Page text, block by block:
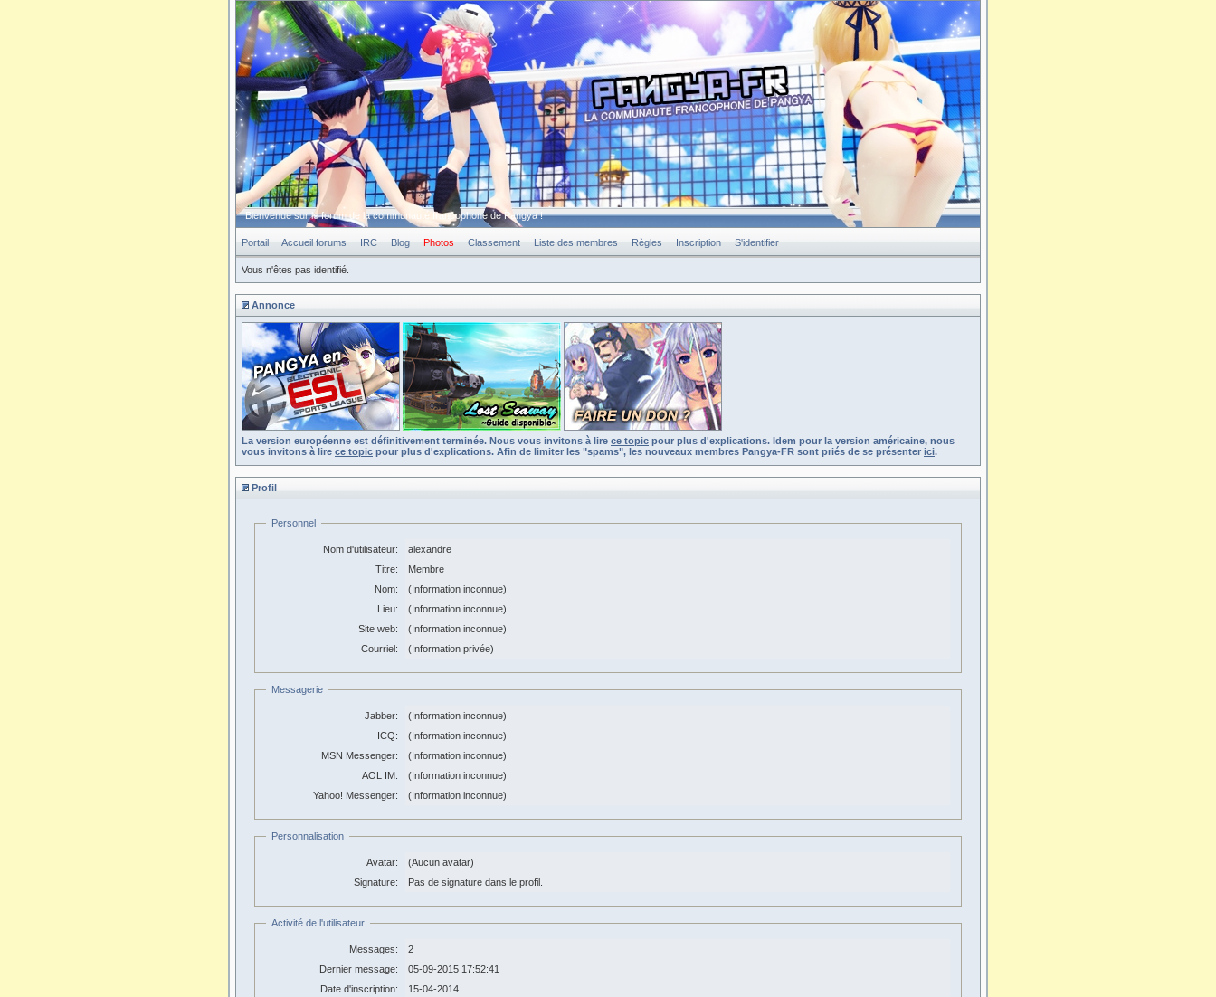
Bienvenue sur le forum de la communauté francophone de Pangya !
Portail Accueil forums IRC Blog Photos Classement Liste des membres Règles Inscription S'identifier
Vous n'êtes pas identifié.
Annonce
La version européenne est définitivement terminée. Nous vous invitons à lire ce topic pour plus d'explications. Idem pour la version américaine, nous
vous invitons à lire ce topic pour plus d'explications. Afin de limiter les "spams", les nouveaux membres Pangya-FR sont priés de se présenter ici.
Profil
Personnel
Nom d'utilisateur:
alexandre
Titre:
Membre
Nom:
(Information inconnue)
Lieu:
(Information inconnue)
Site web:
(Information inconnue)
Courriel:
(Information privée)
Messagerie
Jabber:
(Information inconnue)
ICQ:
(Information inconnue)
MSN Messenger:
(Information inconnue)
AOL IM:
(Information inconnue)
Yahoo! Messenger:
(Information inconnue)
Personnalisation
Avatar:
(Aucun avatar)
Signature:
Pas de signature dans le profil.
Activité de l'utilisateur
Messages:
2
Dernier message:
05-09-2015 17:52:41
Date d'inscription:
15-04-2014